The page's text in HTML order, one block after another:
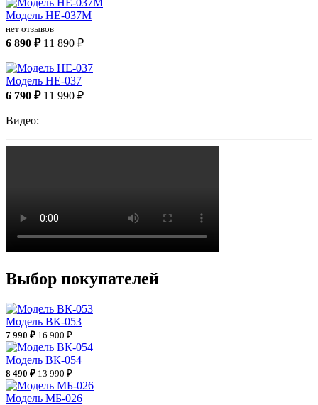
Модель НЕ-037М
нет отзывов
6 890 ₽ 11 890 ₽
Модель НЕ-037
6 790 ₽ 11 990 ₽
Видео:
Выбор покупателей
Модель ВК-053
7 990 ₽ 16 900 ₽
Модель ВК-054
8 490 ₽ 13 990 ₽
Модель МБ-026